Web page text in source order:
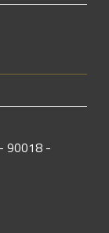
90018 -